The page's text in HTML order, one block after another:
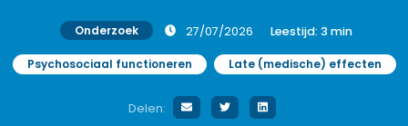
Onderzoek 27/07/2026 Leestijd: 3min
Psychosociaal functioneren Late (medische) effecten
Delen: